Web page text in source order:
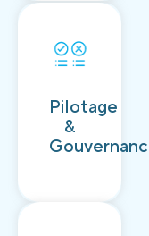
Pilotage
&
Découvrir